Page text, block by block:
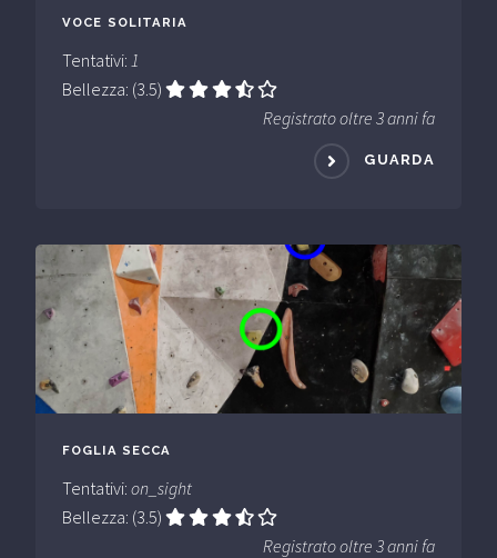
VOCE SOLITARIA
Tentativi: 1
Bellezza: (3.5)
Registrato oltre 3 anni fa
GUARDA
FOGLIA SECCA
Tentativi: on_sight
Bellezza: (3.5)
Registrato oltre 3 anni fa